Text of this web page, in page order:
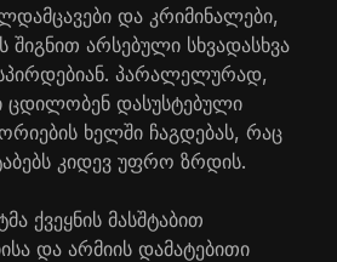
და კრიმინალები,
შიგნით არსებული სხვადასხვა
პარალელურად,
ცდილობენ დასუსტებული
ხელში ჩაგდებას, რაც
კიდევ უფრო ზრდის.
ქვეყნის მასშტაბით
და არმიის დამატებითი